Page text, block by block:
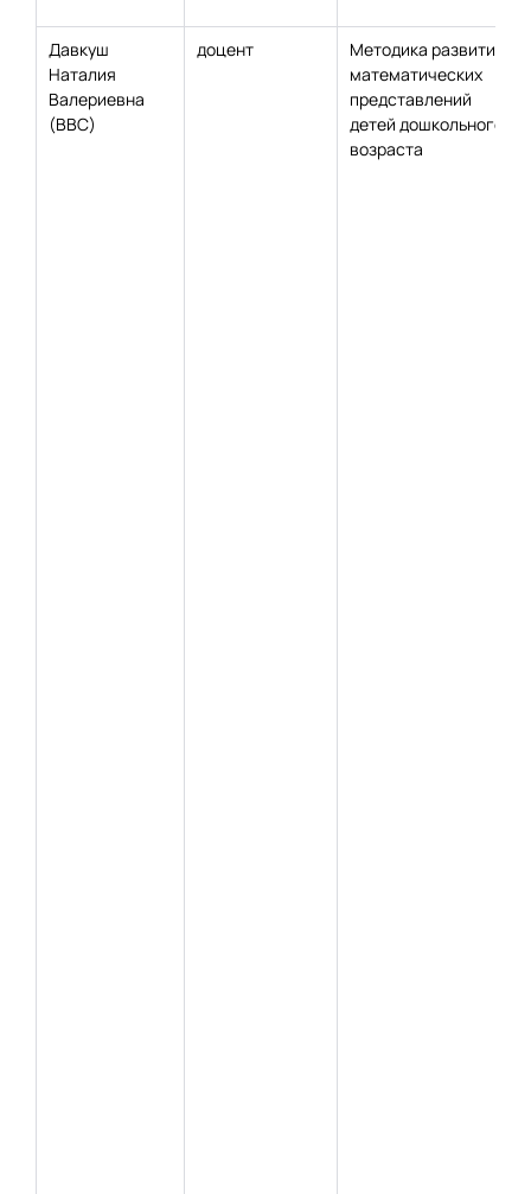
Давкуш
Наталия
Валериевна
(ВВС)
доцент
Методика развития
математических
представлений
детей дошкольного
возраста